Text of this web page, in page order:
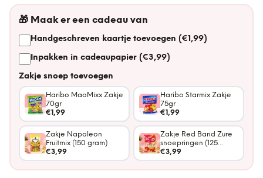
🎁 Maak er een cadeau van
Handgeschreven kaartje toevoegen (€1,99)
Inpakken in cadeaupapier (€3,99)
Zakje snoep toevoegen
Haribo MaoMixx Zakje
70gr
€1,99
Haribo Starmix Zakje
75gr
€1,99
Zakje Napoleon
Fruitmix (150 gram)
€3,99
Zakje Red Band Zure
snoepringen (125
gram)
€3,99